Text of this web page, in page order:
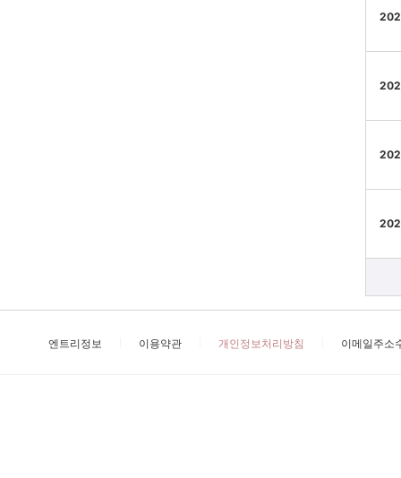
엔트리정보 이용약관 개인정보처리방침 이메일주소